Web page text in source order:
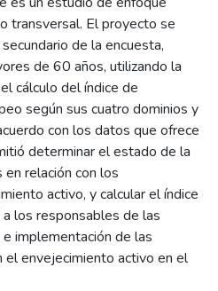
transversal. El proyecto se
de la encuesta,
de 60 años, utilizando la
cálculo del índice de
según sus cuatro dominios y
con los datos que ofrece
determinar el estado de la
en relación con los
activo, y calcular el índice
los responsables de las
implementación de las
envejecimiento activo en el